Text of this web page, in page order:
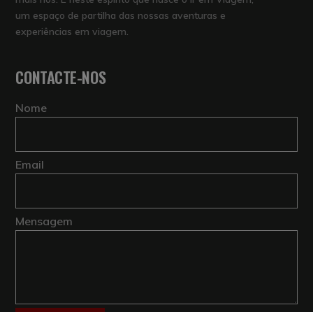
um espaço de partilha das nossas aventuras e
experiências em viagem.
CONTACTE-NOS
Nome
Email
Mensagem